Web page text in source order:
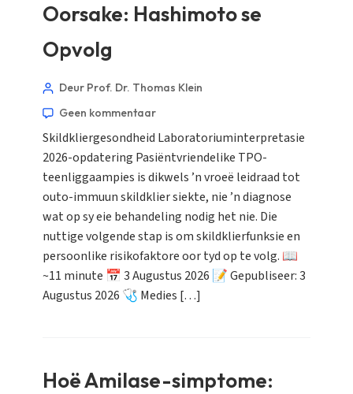
Oorsake: Hashimoto se
Opvolg
Deur Prof. Dr. Thomas Klein
Geen kommentaar
Skildkliergesondheid Laboratoriuminterpretasie
2026-opdatering Pasiëntvriendelike TPO-
teenliggaampies is dikwels ’n vroeë leidraad tot
outo-immuun skildklier siekte, nie ’n diagnose
wat op sy eie behandeling nodig het nie. Die
nuttige volgende stap is om skildklierfunksie en
persoonlike risikofaktore oor tyd op te volg. 📖
~11 minute 📅 3 Augustus 2026 📝 Gepubliseer: 3
Augustus 2026 🩺 Medies […]
Hoë Amilase-simptome: